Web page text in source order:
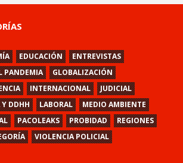
EDUCACIÓN
ENTREVISTAS
PANDEMIA
GLOBALIZACIÓN
INTERNACIONAL
JUDICIAL
Y DDHH
LABORAL
MEDIO AMBIENTE
PACOLEAKS PROBIDAD
REGIONES
VIOLENCIA POLICIAL